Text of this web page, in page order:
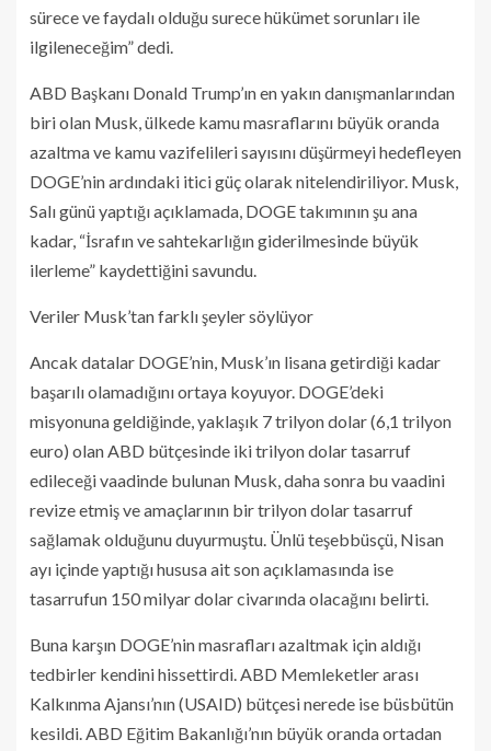
sürece ve faydalı olduğu surece hükümet sorunları ile
ilgileneceğim” dedi.
ABD Başkanı Donald Trump’ın en yakın danışmanlarından
biri olan Musk, ülkede kamu masraflarını büyük oranda
azaltma ve kamu vazifelileri sayısını düşürmeyi hedefleyen
DOGE’nin ardındaki itici güç olarak nitelendiriliyor. Musk,
Salı günü yaptığı açıklamada, DOGE takımının şu ana
kadar, “İsrafın ve sahtekarlığın giderilmesinde büyük
ilerleme” kaydettiğini savundu.
Veriler Musk’tan farklı şeyler söylüyor
Ancak datalar DOGE’nin, Musk’ın lisana getirdiği kadar
başarılı olamadığını ortaya koyuyor. DOGE’deki
misyonuna geldiğinde, yaklaşık 7 trilyon dolar (6,1 trilyon
euro) olan ABD bütçesinde iki trilyon dolar tasarruf
edileceği vaadinde bulunan Musk, daha sonra bu vaadini
revize etmiş ve amaçlarının bir trilyon dolar tasarruf
sağlamak olduğunu duyurmuştu. Ünlü teşebbüsçü, Nisan
ayı içinde yaptığı hususa ait son açıklamasında ise
tasarrufun 150 milyar dolar civarında olacağını belirti.
Buna karşın DOGE’nin masrafları azaltmak için aldığı
tedbirler kendini hissettirdi. ABD Memleketler arası
Kalkınma Ajansı’nın (USAID) bütçesi nerede ise büsbütün
kesildi. ABD Eğitim Bakanlığı’nın büyük oranda ortadan